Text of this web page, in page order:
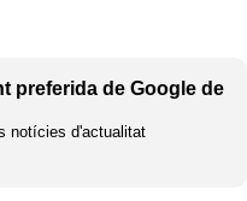
preferida de Google de
notícies d'actualitat